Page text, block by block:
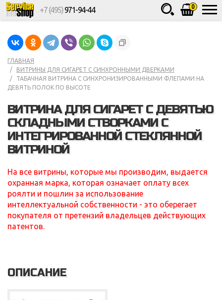
0
+7 (495)971-94-44
ГЛАВНАЯ
ВИТРИНЫ ДЛЯ СИГАРЕТ С СИНХРОННЫМИ ДВЕРКАМИ
ТАБАЧНАЯ ВИТРИНА С СИНХРОНИЗИРОВАННЫМИ ФЛЕПАМИ НА
ДЕВЯТЬ ПОЛОК ПО ВЫСОТЕ
ВИТРИНА ДЛЯ СИГАРЕТ С ДЕВЯТЬЮ
СКЛАДНЫМИ СТВОРКАМИ С
ИНТЕГРИРОВАННОЙ СТЕКЛЯННОЙ
ВИТРИНОЙ
На все витрины, которые мы производим, выдается
охранная марка, которая означает оплату всех
роялти и пошлин за использование
интеллектуальной собственности - это оберегает
покупателя от претензий владельцев действующих
патентов.
ОПИСАНИЕ